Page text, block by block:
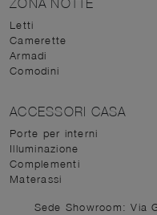
ZONA NOTTE
Letti
Camerette
Armadi
Comodini
ACCESSORI CASA
Porte per interni
Illuminazione
Complementi
Materassi
Sede Showroom: Via